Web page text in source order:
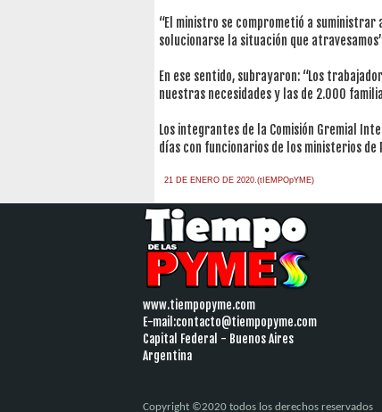
“El ministro se comprometió a suministrar
solucionarse la situación que
En ese sentido, subrayaron: “Los
nuestras necesidades y las de 2.000
Los integrantes de la Comisión Gremial
días con funcionarios de los ministerios de
21 DE ENERO DE 2020.(tIEMPOpYME)
www.tiempopyme.com
E-mail:contacto@tiempopyme.com
Capital Federal - Buenos Aires
Argentina
Copyright ©2020 todos los derechos reservados